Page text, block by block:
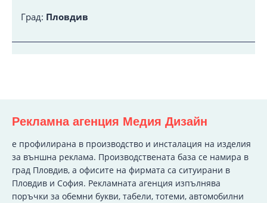
Град: Пловдив
Рекламна агенция Медия Дизайн
e профилирана в производство и инсталация на изделия
за външна реклама. Производствената база се намира в
град Пловдив, а офисите на фирмата са ситуирани в
Пловдив и София. Рекламната агенция изпълнява
поръчки за обемни букви, табели, тотеми, автомобилни